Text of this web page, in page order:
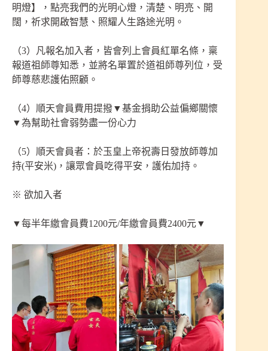
明燈】，點亮我們的光明心燈，清楚、明亮、開
闊，祈求開啟智慧、照耀人生路途光明。
（3）凡報名加入者，皆會列上會員紅單名條，稟
報道祖師尊知悉，並將名單置於道祖師尊列位，受
師尊慈悲護佑照顧。
（4）順天會員費用提撥▼基金捐助公益偏鄉關懷
▼為幫助社會弱勢盡一份心力
（5）順天會員者：於玉皇上帝祝壽日發放師尊加
持(平安米)，讓眾會員吃得平安，護佑加持。
※ 欲加入者
▼每半年繳會員費1200元/年繳會員費2400元▼